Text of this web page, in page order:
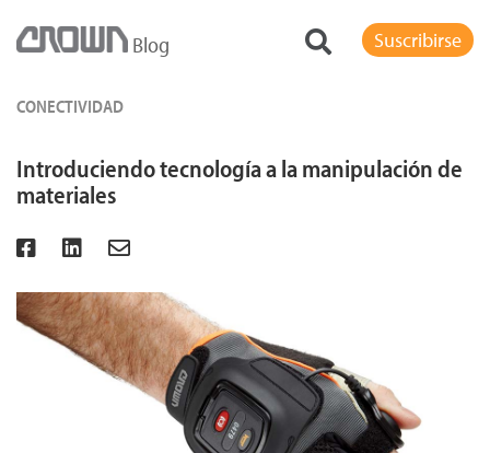
Blog Suscribirse
CONECTIVIDAD
Introduciendo tecnología a la manipulación de
materiales